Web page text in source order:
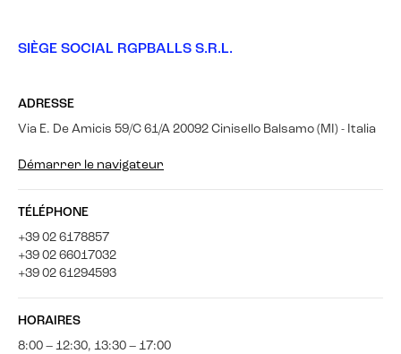
SIÈGE SOCIAL RGPBALLS S.R.L.
ADRESSE
Via E. De Amicis 59/C 61/A 20092 Cinisello Balsamo (MI) - Italia
Démarrer le navigateur
TÉLÉPHONE
+39 02 6178857
+39 02 66017032
+39 02 61294593
HORAIRES
8:00 – 12:30, 13:30 – 17:00